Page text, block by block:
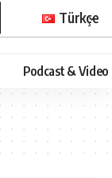
Türkçe
Podcast & Video